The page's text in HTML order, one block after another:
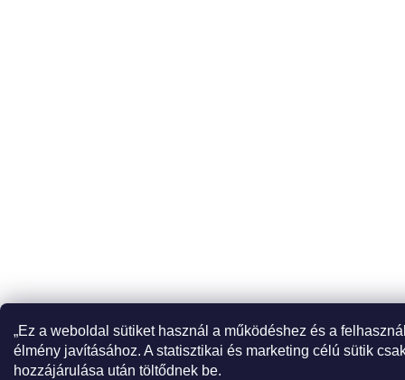
„Ez a weboldal sütiket használ a működéshez és a
élmény javításához. A statisztikai és marketing célú sütik
hozzájárulása után töltődnek be.